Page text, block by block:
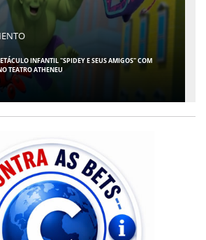
PARA MÉDICOS GANHA ESPAÇO EM SERGIPE
DA RISSI